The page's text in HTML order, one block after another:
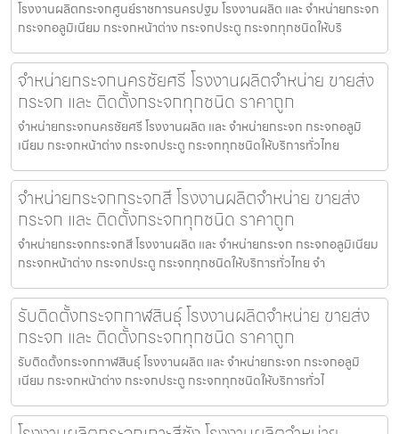
โรงงานผลิตกระจกศูนย์ราชการนครปฐม โรงงานผลิต และ จำหน่ายกระจก
กระจกอลูมิเนียม กระจกหน้าต่าง กระจกประตู กระจกทุกชนิดให้บริ
จำหน่ายกระจกนครชัยศรี โรงงานผลิตจำหน่าย ขายส่ง
กระจก และ ติดตั้งกระจกทุกชนิด ราคาถูก
จำหน่ายกระจกนครชัยศรี โรงงานผลิต และ จำหน่ายกระจก กระจกอลูมิ
เนียม กระจกหน้าต่าง กระจกประตู กระจกทุกชนิดให้บริการทั่วไทย
จำหน่ายกระจกกระจกสี โรงงานผลิตจำหน่าย ขายส่ง
กระจก และ ติดตั้งกระจกทุกชนิด ราคาถูก
จำหน่ายกระจกกระจกสี โรงงานผลิต และ จำหน่ายกระจก กระจกอลูมิเนียม
กระจกหน้าต่าง กระจกประตู กระจกทุกชนิดให้บริการทั่วไทย จำ
รับติดตั้งกระจกกาฬสินธุ์ โรงงานผลิตจำหน่าย ขายส่ง
กระจก และ ติดตั้งกระจกทุกชนิด ราคาถูก
รับติดตั้งกระจกกาฬสินธุ์ โรงงานผลิต และ จำหน่ายกระจก กระจกอลูมิ
เนียม กระจกหน้าต่าง กระจกประตู กระจกทุกชนิดให้บริการทั่วไ